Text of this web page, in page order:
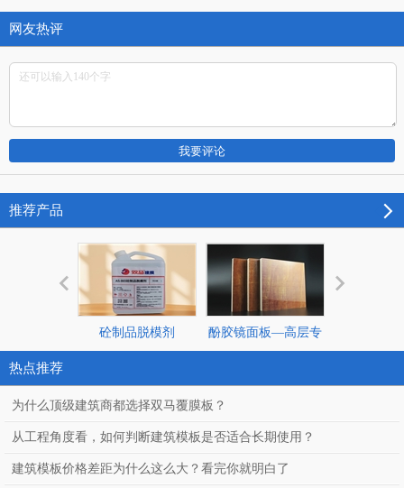
网友热评
推荐产品
砼制品脱模剂 酚胶镜面板—高层专
热点推荐
为什么顶级建筑商都选择双马覆膜板？
从工程角度看，如何判断建筑模板是否适合长期使用？
建筑模板价格差距为什么这么大？看完你就明白了